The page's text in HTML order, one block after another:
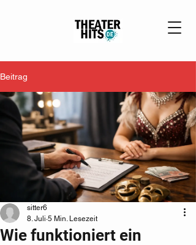
Beitrag
Wie funktioniert ein
sitter6
8. Juli 5 Min. Lesezeit